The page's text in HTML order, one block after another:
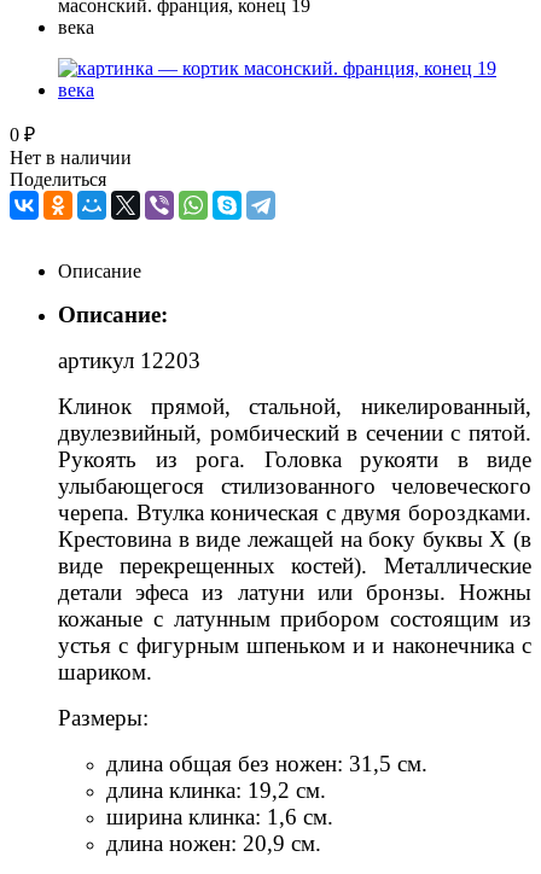
0 ₽
Нет в наличии
Поделиться
Описание
Описание:
артикул 12203
Клинок прямой, стальной, никелированный,
двулезвийный, ромбический в сечении с пятой.
Рукоять из рога. Головка рукояти в виде
улыбающегося стилизованного человеческого
черепа. Втулка коническая с двумя бороздками.
Крестовина в виде лежащей на боку буквы Х (в
виде перекрещенных костей). Металлические
детали эфеса из латуни или бронзы. Ножны
кожаные с латунным прибором состоящим из
устья с фигурным шпеньком и и наконечника с
шариком.
Размеры:
длина общая без ножен: 31,5 см.
длина клинка: 19,2 см.
ширина клинка: 1,6 см.
длина ножен: 20,9 см.